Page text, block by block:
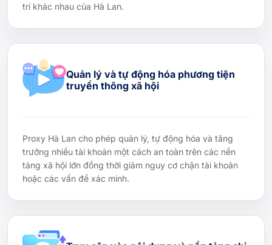
trí khác nhau của Hà Lan.
Quản lý và tự động hóa phương tiện
truyền thông xã hội
Proxy Hà Lan cho phép quản lý, tự động hóa và tăng
trưởng nhiều tài khoản một cách an toàn trên các nền
tảng xã hội lớn đồng thời giảm nguy cơ chặn tài khoản
hoặc các vấn đề xác minh.